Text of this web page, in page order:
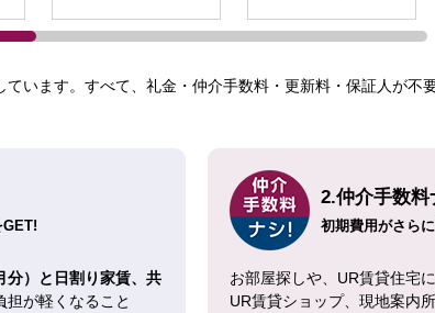
います。すべて、礼金・仲介手数料・更新料・保証人が不
分）と日割り家賃、共
担が軽くなること
2.仲介手数料
初期費用がさら
お部屋探しや、UR賃貸住宅
UR賃貸ショップ、現地案内